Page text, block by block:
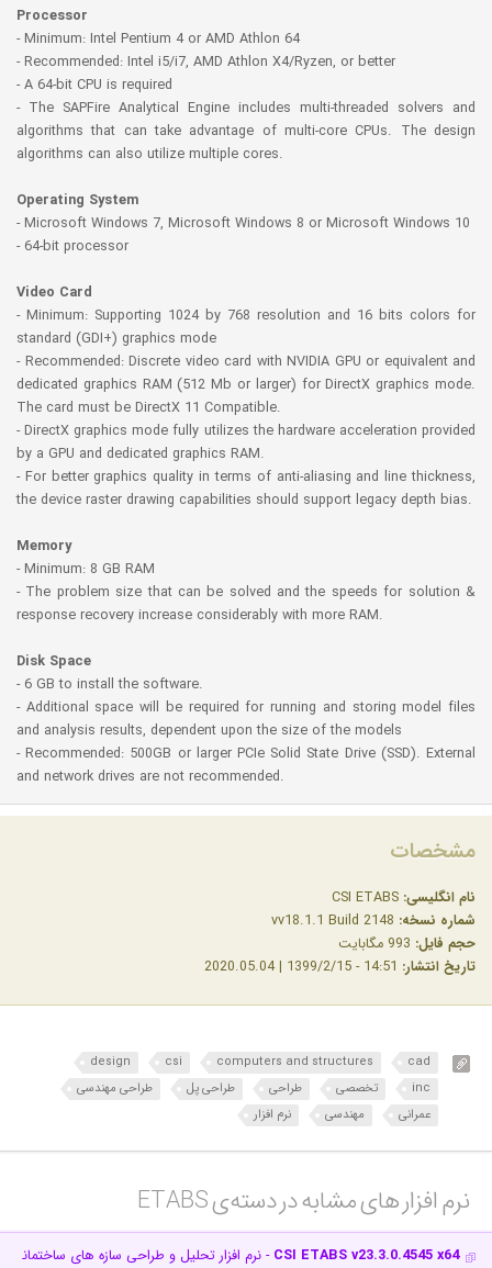
Processor
- Minimum: Intel Pentium 4 or AMD Athlon 64
- Recommended: Intel i5/i7, AMD Athlon X4/Ryzen, or better
- A 64-bit CPU is required
- The SAPFire Analytical Engine includes multi-threaded solvers and
algorithms that can take advantage of multi-core CPUs. The design
algorithms can also utilize multiple cores.
Operating System
- Microsoft Windows 7, Microsoft Windows 8 or Microsoft Windows 10
- 64-bit processor
Video Card
- Minimum: Supporting 1024 by 768 resolution and 16 bits colors for
standard (GDI+) graphics mode
- Recommended: Discrete video card with NVIDIA GPU or equivalent and
dedicated graphics RAM (512 Mb or larger) for DirectX graphics mode.
The card must be DirectX 11 Compatible.
- DirectX graphics mode fully utilizes the hardware acceleration provided
by a GPU and dedicated graphics RAM.
- For better graphics quality in terms of anti-aliasing and line thickness,
the device raster drawing capabilities should support legacy depth bias.
Memory
- Minimum: 8 GB RAM
- The problem size that can be solved and the speeds for solution &
response recovery increase considerably with more RAM.
Disk Space
- 6 GB to install the software.
- Additional space will be required for running and storing model files
and analysis results, dependent upon the size of the models
- Recommended: 500GB or larger PCIe Solid State Drive (SSD). External
and network drives are not recommended.
مشخصات
نام انگلیسی:
شماره نسخه:
حجم فایل:
تاریخ انتشار:
cad
computers and structures
csi
design
inc
تخصصی طراحی طراحی پل
طراحی مهندسی
عمرانی
مهندسی نرم افزار
نرم افزار های مشابه در دسته‌ی‌ ETABS‎
CSI ETABS v23.3.0.4545 x64 - نرم افزار تحلیل و طراحی سازه های ساختمانی